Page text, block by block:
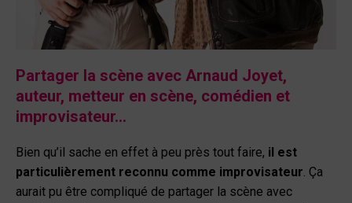
Partager la scène avec Arnaud Joyet,
auteur, metteur en scène, comédien et
improvisateur…
Bien qu’il sache en effet à peu près tout faire, il est
particulièrement reconnu comme improvisateur. Ça
aurait pu être compliqué de partager la scène avec